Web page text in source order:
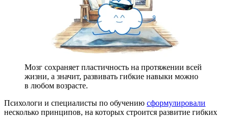
Мозг сохраняет пластичность на протяжении всей
жизни, а значит, развивать гибкие навыки можно
в любом возрасте.
Психологи и специалисты по обучению сформулировали
несколько принципов, на которых строится развитие гибких